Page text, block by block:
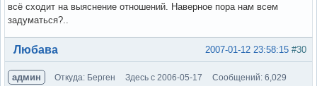
всё сходит на выяснение отношений. Наверное пора нам всем
задуматься?..
Вне форума #30
2007-01-12 23:58:15
Любава
админ Откуда: Берген Здесь с 2006-05-17
Сообщений: 6,029